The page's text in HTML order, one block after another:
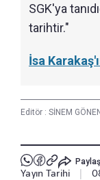
SGK'ya
tarihtir."
İsa
Editör : SİNEM GÖNEN
Paylaş
Yayın Tarihi